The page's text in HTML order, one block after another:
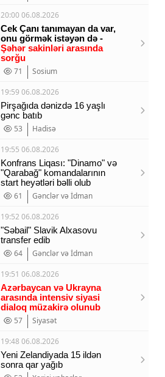
20:00 06.08.2026
Cek Çanı tanımayan da var,
onu görmək istəyən də -
Şəhər sakinləri arasında
sorğu
71
Sosium
19:59 06.08.2026
Pirşağıda dənizdə 16 yaşlı
gənc batıb
53
Hadisə
19:55 06.08.2026
Konfrans Liqası: "Dinamo" və
"Qarabağ" komandalarının
start heyətləri bəlli olub
61
Gənclər və İdman
19:52 06.08.2026
"Səbail" Slavik Alxasovu
transfer edib
64
Gənclər və İdman
19:51 06.08.2026
Azərbaycan və Ukrayna
arasında intensiv siyasi
dialoq müzakirə olunub
57
Siyasət
19:48 06.08.2026
Yeni Zelandiyada 15 ildən
sonra qar yağıb